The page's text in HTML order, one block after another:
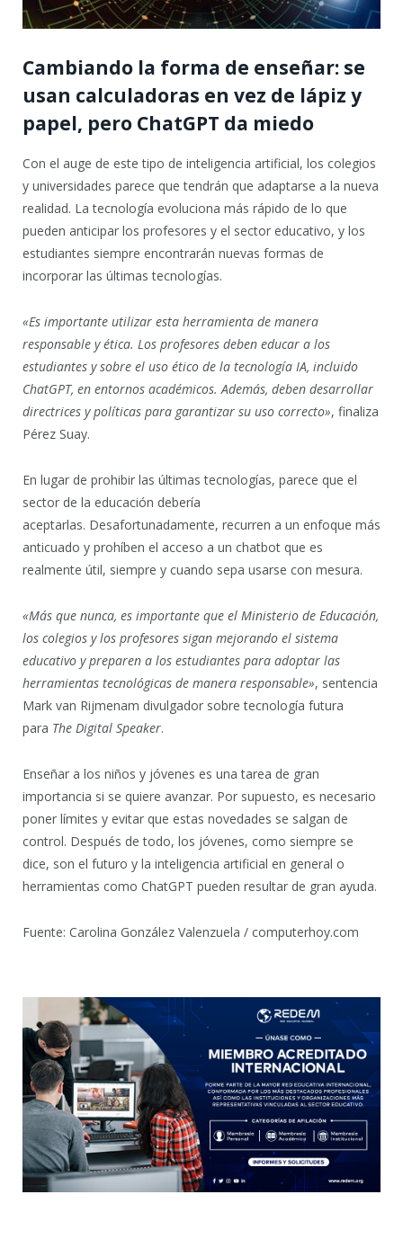
Cambiando la forma de enseñar: se
usan calculadoras en vez de lápiz y
papel, pero ChatGPT da miedo
Con el auge de este tipo de inteligencia artificial, los colegios
y universidades parece que tendrán que adaptarse a la nueva
realidad. La tecnología evoluciona más rápido de lo que
pueden anticipar los profesores y el sector educativo, y los
estudiantes siempre encontrarán nuevas formas de
incorporar las últimas tecnologías.
«Es importante utilizar esta herramienta de manera
responsable y ética. Los profesores deben educar a los
estudiantes y sobre el uso ético de la tecnología IA, incluido
ChatGPT, en entornos académicos. Además, deben desarrollar
directrices y políticas para garantizar su uso correcto», finaliza
Pérez Suay.
En lugar de prohibir las últimas tecnologías, parece que el
sector de la educación debería
aceptarlas. Desafortunadamente, recurren a un enfoque más
anticuado y prohíben el acceso a un chatbot que es
realmente útil, siempre y cuando sepa usarse con mesura.
«Más que nunca, es importante que el Ministerio de Educación,
los colegios y los profesores sigan mejorando el sistema
educativo y preparen a los estudiantes para adoptar las
herramientas tecnológicas de manera responsable», sentencia
Mark van Rijmenam divulgador sobre tecnología futura
para The Digital Speaker.
Enseñar a los niños y jóvenes es una tarea de gran
importancia si se quiere avanzar. Por supuesto, es necesario
poner límites y evitar que estas novedades se salgan de
control. Después de todo, los jóvenes, como siempre se
dice, son el futuro y la inteligencia artificial en general o
herramientas como ChatGPT pueden resultar de gran ayuda.
Fuente: Carolina González Valenzuela / computerhoy.com